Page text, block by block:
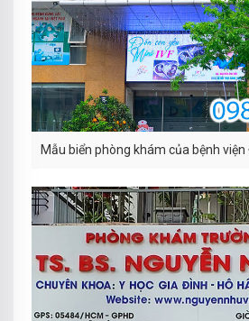
Mẫu biển phòng khám của bệnh